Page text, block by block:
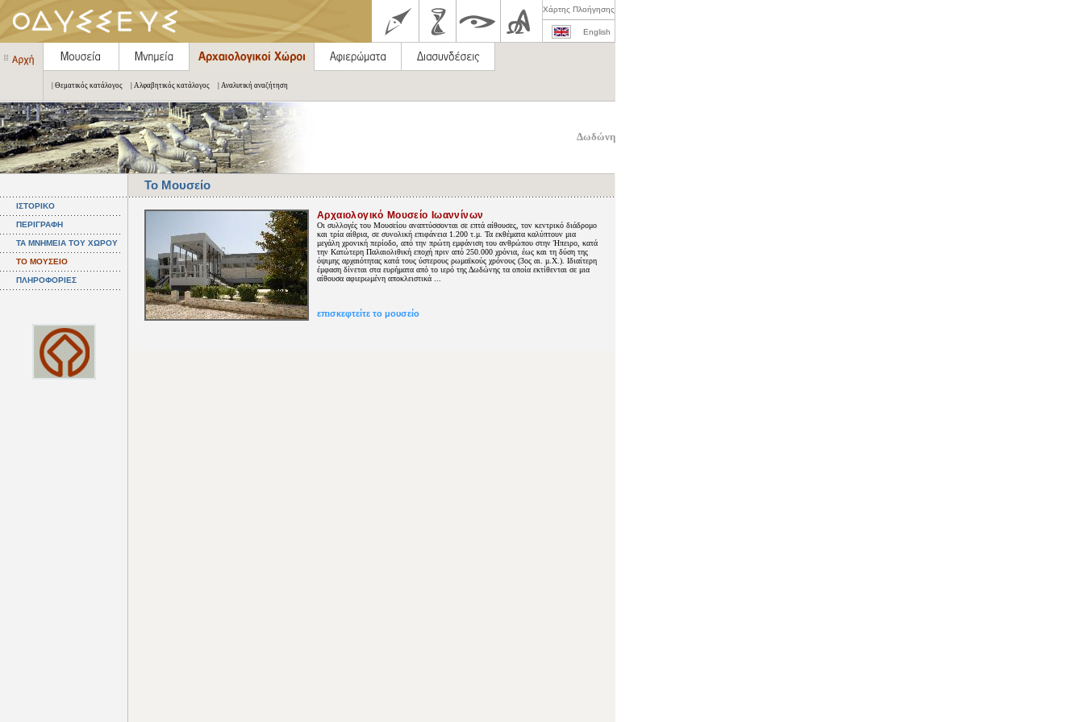
Χάρτης Πλοήγησης
English
| Θεματικός κατάλογος | Αλφαβητικός κατάλογος | Αναλυτική αναζήτηση
Δωδώνη
Το Μουσείο
ΙΣΤΟΡΙΚΟ
ΠΕΡΙΓΡΑΦΗ
ΤΑ ΜΝΗΜΕΙΑ ΤΟΥ ΧΩΡΟΥ
ΤΟ ΜΟΥΣΕΙΟ
ΠΛΗΡΟΦΟΡΙΕΣ
Αρχαιολογικό Μουσείο Ιωαννίνων
Οι συλλογές του Μουσείου αναπτύσσονται σε επτά αίθουσες, τον κεντρικό διάδρομο
και τρία αίθρια, σε συνολική επιφάνεια 1.200 τ.μ. Τα εκθέματα καλύπτουν μια
μεγάλη χρονική περίοδο, από την πρώτη εμφάνιση του ανθρώπου στην Ήπειρο, κατά
την Κατώτερη Παλαιολιθική εποχή πριν από 250.000 χρόνια, έως και τη δύση της
όψιμης αρχαιότητας κατά τους ύστερους ρωμαϊκούς χρόνους (3ος αι. μ.Χ.). Ιδιαίτερη
έμφαση δίνεται στα ευρήματα από το ιερό της Δωδώνης τα οποία εκτίθενται σε μια
αίθουσα αφιερωμένη αποκλειστικά ...
επισκεφτείτε το μουσείο